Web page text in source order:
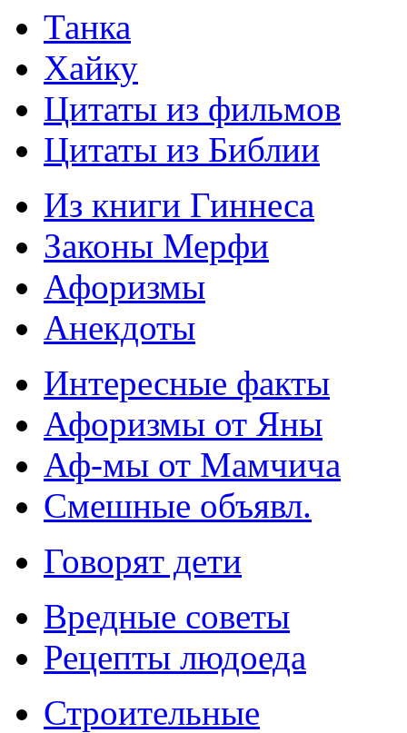
Танка
Хайку
Цитаты из фильмов
Цитаты из Библии
Из книги Гиннеса
Законы Мерфи
Афоризмы
Анекдоты
Интересные факты
Афоризмы от Яны
Аф-мы от Мамчича
Смешные объявл.
Говорят дети
Вредные советы
Рецепты людоеда
Строительные